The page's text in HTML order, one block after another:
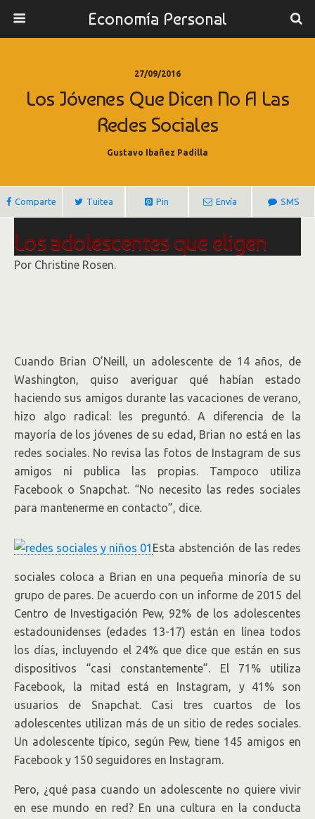
Economía Personal
27/09/2016
Los Jóvenes Que Dicen No A Las
Redes Sociales
Gustavo Ibañez Padilla
Comparte Tuitea Pin Envía SMS
Los adolescentes que eligen
decir no a las redes sociales
en Facebook e Instagram, y no sentirse
como si estuvieran perdiéndose de algo.
Por Christine Rosen.
Cuando Brian O’Neill, un adolescente de 14 años, de
Washington, quiso averiguar qué habían estado
haciendo sus amigos durante las vacaciones de verano,
hizo algo radical: les preguntó. A diferencia de la
mayoría de los jóvenes de su edad, Brian no está en las
redes sociales. No revisa las fotos de Instagram de sus
amigos ni publica las propias. Tampoco utiliza
Facebook o Snapchat. “No necesito las redes sociales
para mantenerme en contacto”, dice.
Esta abstención de las redes
sociales coloca a Brian en una pequeña minoría de su
grupo de pares. De acuerdo con un informe de 2015 del
Centro de Investigación Pew, 92% de los adolescentes
estadounidenses (edades 13-17) están en línea todos
los días, incluyendo el 24% que dice que están en sus
dispositivos “casi constantemente”. El 71% utiliza
Facebook, la mitad está en Instagram, y 41% son
usuarios de Snapchat. Casi tres cuartos de los
adolescentes utilizan más de un sitio de redes sociales.
Un adolescente típico, según Pew, tiene 145 amigos en
Facebook y 150 seguidores en Instagram.
Pero, ¿qué pasa cuando un adolescente no quiere vivir
en ese mundo en red? En una cultura en la conducta